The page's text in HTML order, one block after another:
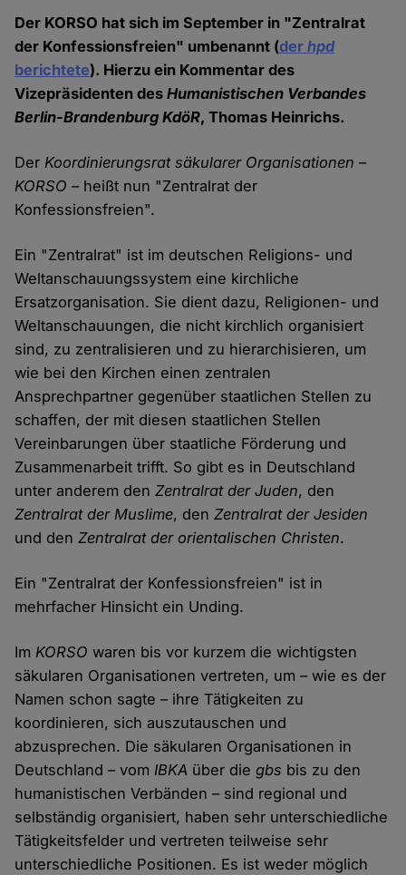
Der KORSO hat sich im September in "Zentralrat
der Konfessionsfreien" umbenannt (derhpd
berichtete). Hierzu ein Kommentar des
Vizepräsidenten desHumanistischen Verbandes
Berlin-Brandenburg KdöR, Thomas Heinrichs.
DerKoordinierungsrat säkularer Organisationen–
KORSO – heißt nun "Zentralrat der
Konfessionsfreien".
Ein "Zentralrat" ist im deutschen Religions- und
Weltanschauungssystem eine kirchliche
Ersatzorganisation. Sie dient dazu, Religionen- und
Weltanschauungen, die nicht kirchlich organisiert
sind, zu zentralisieren und zu hierarchisieren, um
wie bei den Kirchen einen zentralen
Ansprechpartner gegenüber staatlichen Stellen zu
schaffen, der mit diesen staatlichen Stellen
Vereinbarungen über staatliche Förderung und
Zusammenarbeit trifft. So gibt es in Deutschland
unter anderem denZentralrat der Juden, den
Zentralrat der Muslime, denZentralrat der Jesiden
und denZentralrat der orientalischen Christen.
Ein "Zentralrat der Konfessionsfreien" ist in
mehrfacher Hinsicht ein Unding.
ImKORSO waren bis vor kurzem die wichtigsten
säkularen Organisationen vertreten, um – wie es der
Namen schon sagte – ihre Tätigkeiten zu
koordinieren, sich auszutauschen und
abzusprechen. Die säkularen Organisationen in
Deutschland – vomIBKA über diegbs bis zu den
humanistischen Verbänden – sind regional und
selbständig organisiert, haben sehr unterschiedliche
Tätigkeitsfelder und vertreten teilweise sehr
unterschiedliche Positionen. Es ist weder möglich